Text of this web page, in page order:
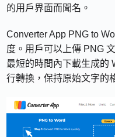
的用戶界面而聞名。
Converter App PNG to
度。用戶可以上傳 PNG
最短的時間內下載生成的
行轉換，保持原始文字的